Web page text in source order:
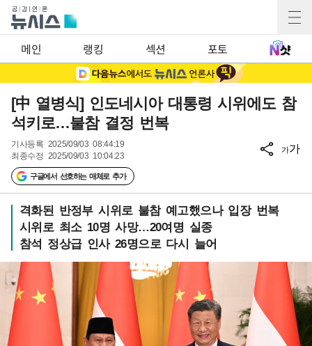
메인 랭킹 섹션 포토
[中 열병식] 인도네시아 대통령 시위에도 참
석키로…불참 결정 번복
기사등록 2025/09/03 08:44:19
최종수정 2025/09/03 10:04:23
구글에서 선호하는 매체로 추가
가가
격화된 반정부 시위로 불참 예고했으나 입장 번복
시위로 최소 10명 사망…20여명 실종
참석 정상급 인사 26명으로 다시 늘어